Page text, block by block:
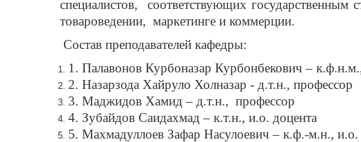
специалистов,
соответствующих государственным
товароведении, маркетинге и коммерции.
Состав преподавателей кафедры:
1. Палавонов Курбоназар Курбонбекович –
2. Назарзода Хайруло Холназар - д.т.н., профессор
3. Маджидов Хамид – д.т.н., профессор
4. Зубайдов Саидахмад – к.т.н., и.о. доцента
5. Махмадуллоев Зафар Насулоевич – к.ф.-м.н., и.о.